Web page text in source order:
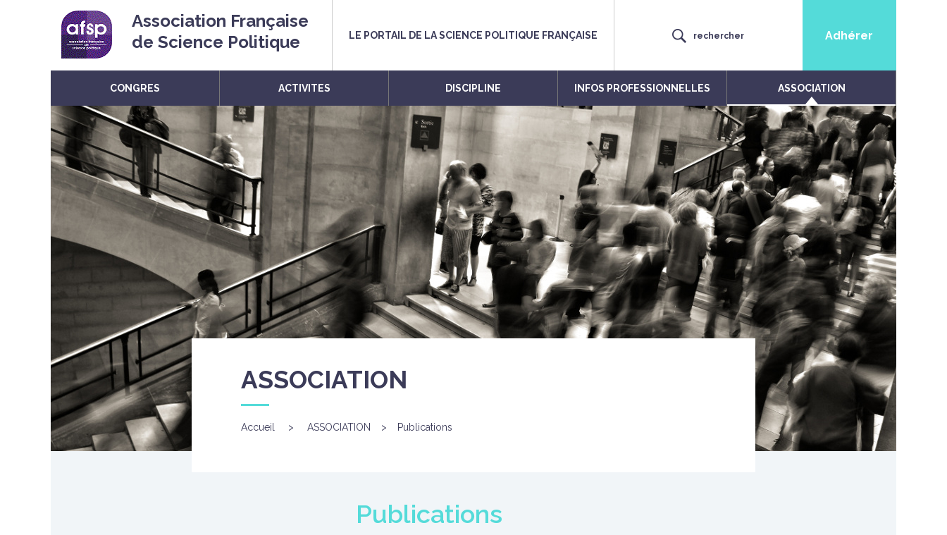
Association Française
de Science Politique
LE PORTAIL DE LA SCIENCE POLITIQUE FRANÇAISE rechercher Adhérer
CONGRES ACTIVITES DISCIPLINE INFOS PROFESSIONNELLES ASSOCIATION
ASSOCIATION
Accueil > ASSOCIATION > Publications
Publications